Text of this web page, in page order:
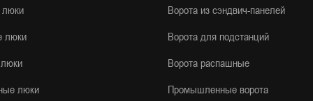
люки
люки
люки
Ворота из сэндвич-панелей
Ворота для подстанций
Ворота распашные
Промышленные ворота